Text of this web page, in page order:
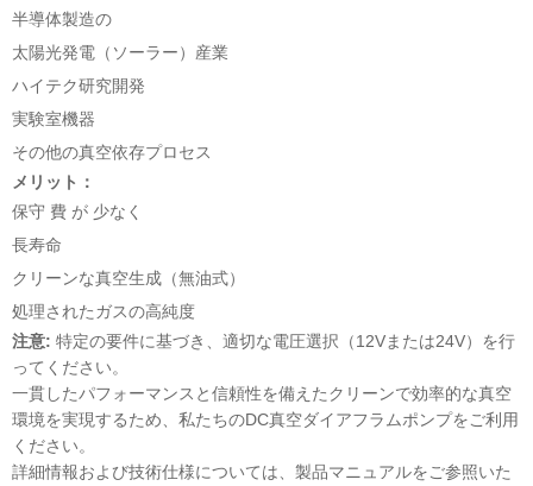
半導体製造の
太陽光発電（ソーラー）産業
ハイテク研究開発
実験室機器
その他の真空依存プロセス
メリット：
保守 費 が 少なく
長寿命
クリーンな真空生成（無油式）
処理されたガスの高純度
注意: 特定の要件に基づき、適切な電圧選択（12Vまたは24V）を行
ってください。
一貫したパフォーマンスと信頼性を備えたクリーンで効率的な真空
環境を実現するため、私たちのDC真空ダイアフラムポンプをご利用
ください。
詳細情報および技術仕様については、製品マニュアルをご参照いた